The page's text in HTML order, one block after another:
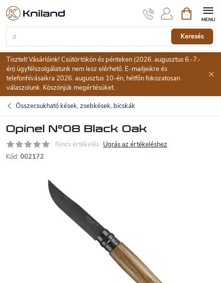
Ugrás
tartalomhoz
Keresés
Tisztelt Vásárlóink! Csütörtökön és pénteken (2026. augusztus 6.-7.-
én) ügyfélszolgálatunk nem lesz elérhető. E-mailjeikre és
telefonhívásaikra 2026. augusztus 10-én, hétfőn fokozatosan
válaszolunk. Köszönjük megértésüket.
Összecsukható kések, zsebkések, bicskák
Opinel N°08 Black Oak
Nincs értékelés Ugrás az értékeléshez
Kód: 002172